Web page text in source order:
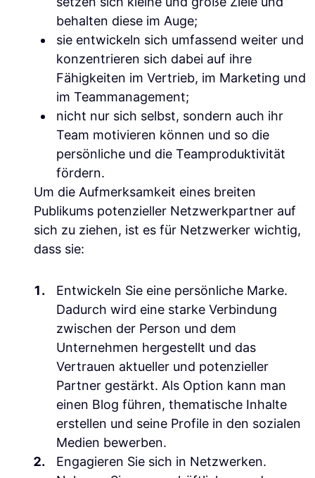
behalten diese im Auge;
sie entwickeln sich umfassend weiter und
konzentrieren sich dabei auf ihre
Fähigkeiten im Vertrieb, im Marketing und
im Teammanagement;
nicht nur sich selbst, sondern auch ihr
Team motivieren können und so die
persönliche und die Teamproduktivität
fördern.
Um die Aufmerksamkeit eines breiten
Publikums potenzieller Netzwerkpartner auf
sich zu ziehen, ist es für Netzwerker wichtig,
dass sie:
Entwickeln Sie eine persönliche Marke.
Dadurch wird eine starke Verbindung
zwischen der Person und dem
Unternehmen hergestellt und das
Vertrauen aktueller und potenzieller
Partner gestärkt. Als Option kann man
einen Blog führen, thematische Inhalte
erstellen und seine Profile in den sozialen
Medien bewerben.
Engagieren Sie sich in Netzwerken.